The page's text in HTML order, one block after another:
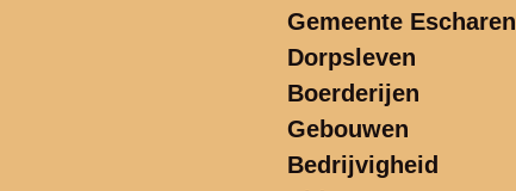
Gemeente Escharen
Dorpsleven
Boerderijen
Gebouwen
Bedrijvigheid